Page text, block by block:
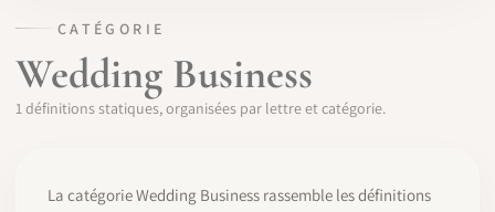
COMMUNAUTÉ
WEDDIPEDIA
À PROPOS
CATÉGORIE
Wedding Business
1 définitions statiques, organisées par lettre et catégorie.
La catégorie Wedding Business rassemble les définitions